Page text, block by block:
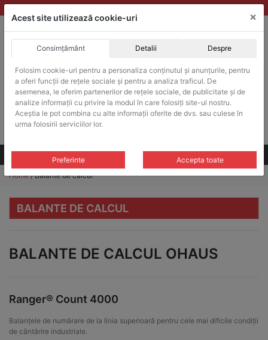
Skip
to
ACHIZITII PUBLICE
Produsele pot fi achizitionate si in sistemul SEAP / SICAP
Products
search
CAUTARE
Toate produsele
Home/ Balante de calcul
BALANTE DE CALCUL
BALANTE DE CALCUL OHAUS
Ranger® Count 4000
Balanțele de numărare de la linia superioară pentru cele mai dificile condiții
de cântărire industriale.
Acest site utilizează cookie-uri ×
Consimțământ Detalii Despre
Folosim cookie-uri pentru a personaliza conținutul și anunțurile, pentru
a oferi funcții de rețele sociale și pentru a analiza traficul. De
asemenea, le oferim partenerilor de rețele sociale, de publicitate și de
analize informații cu privire la modul în care folosiți site-ul nostru.
Aceștia le pot combina cu alte informații oferite de dvs. sau culese în
urma folosirii serviciilor lor.
Preferinte Accepta toate